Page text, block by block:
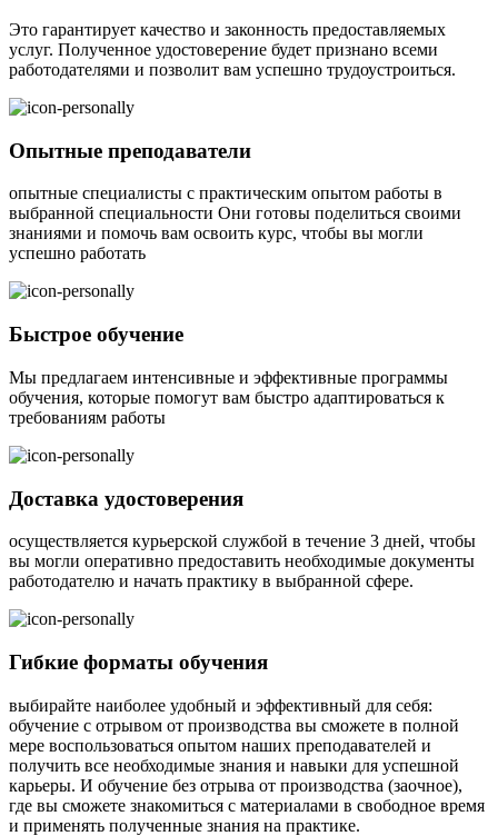
Это гарантирует качество и законность предоставляемых
услуг. Полученное удостоверение будет признано всеми
работодателями и позволит вам успешно трудоустроиться.
Опытные преподаватели
опытные специалисты с практическим опытом работы в
выбранной специальности Они готовы поделиться своими
знаниями и помочь вам освоить курс, чтобы вы могли
успешно работать
Быстрое обучение
Мы предлагаем интенсивные и эффективные программы
обучения, которые помогут вам быстро адаптироваться к
требованиям работы
Доставка удостоверения
осуществляется курьерской службой в течение 3 дней, чтобы
вы могли оперативно предоставить необходимые документы
работодателю и начать практику в выбранной сфере.
Гибкие форматы обучения
выбирайте наиболее удобный и эффективный для себя:
обучение с отрывом от производства вы сможете в полной
мере воспользоваться опытом наших преподавателей и
получить все необходимые знания и навыки для успешной
карьеры. И обучение без отрыва от производства (заочное),
где вы сможете знакомиться с материалами в свободное время
и применять полученные знания на практике.